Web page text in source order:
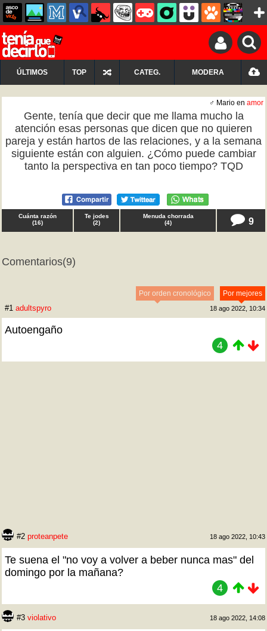
ÚLTIMOS TOP CATEG. MODERA
♂ Mario en amor
Gente, tenía que decir que me llama mucho la
atención esas personas que dicen que no quieren
pareja y están hartos de las relaciones, y a la semana
siguiente están con alguien. ¿Cómo puede cambiar
tanto la perspectiva en tan poco tiempo? TQD
Cuánta razón
(16)
Te jodes
(2)
Menuda chorrada
(4) 9
Comentarios(9)
Por mejores
Por orden cronológico
#1 adultspyro 18 ago 2022, 10:34
Autoengaño
4
#2 proteanpete 18 ago 2022, 10:43
Te suena el "no voy a volver a beber nunca mas" del
domingo por la mañana?
4
#3 violativo 18 ago 2022, 14:08